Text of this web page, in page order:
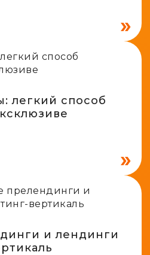
легкий способ
и лендинги